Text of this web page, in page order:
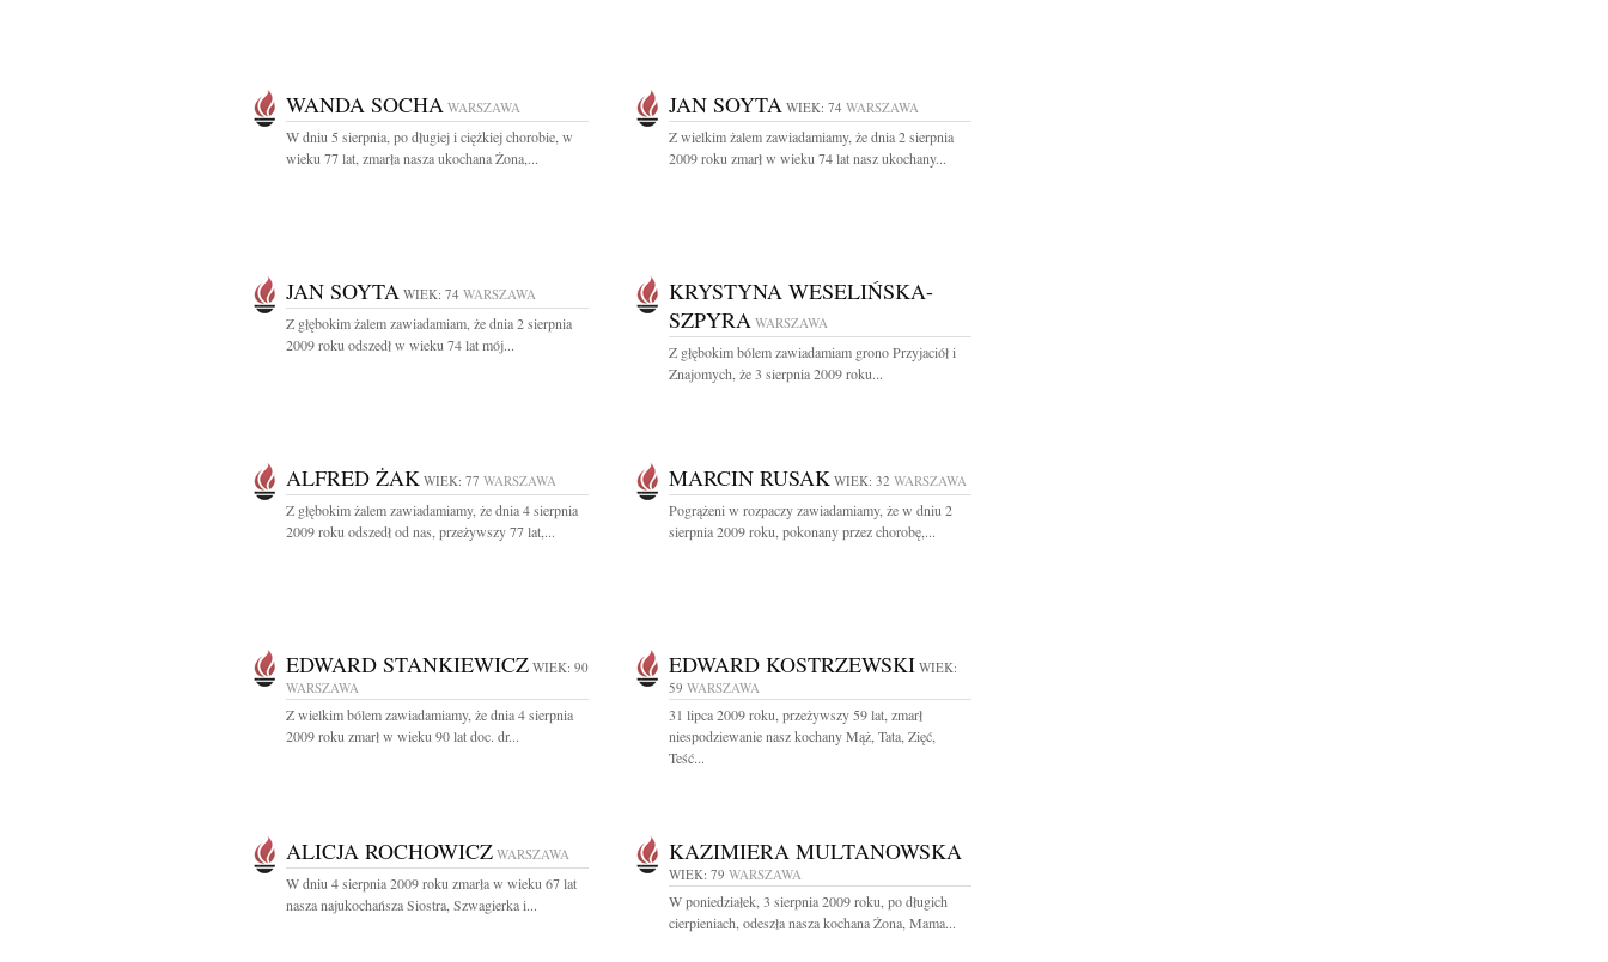
WANDA SOCHA WARSZAWA
W dniu 5 sierpnia, po długiej i ciężkiej chorobie, w
wieku 77 lat, zmarła nasza ukochana Żona,...
JAN SOYTA WIEK: 74 WARSZAWA
Z wielkim żalem zawiadamiamy, że dnia 2 sierpnia
2009 roku zmarł w wieku 74 lat nasz ukochany...
JAN SOYTA WIEK: 74 WARSZAWA
Z głębokim żalem zawiadamiam, że dnia 2 sierpnia
2009 roku odszedł w wieku 74 lat mój...
KRYSTYNA WESELIŃSKA-
SZPYRA WARSZAWA
Z głębokim bólem zawiadamiam grono Przyjaciół i
Znajomych, że 3 sierpnia 2009 roku...
ALFRED ŻAK WIEK: 77 WARSZAWA
Z głębokim żalem zawiadamiamy, że dnia 4 sierpnia
2009 roku odszedł od nas, przeżywszy 77 lat,...
MARCIN RUSAK WIEK: 32 WARSZAWA
Pogrążeni w rozpaczy zawiadamiamy, że w dniu 2
sierpnia 2009 roku, pokonany przez chorobę,...
EDWARD STANKIEWICZ WIEK: 90
WARSZAWA
Z wielkim bólem zawiadamiamy, że dnia 4 sierpnia
2009 roku zmarł w wieku 90 lat doc. dr...
EDWARD KOSTRZEWSKI WIEK:
59 WARSZAWA
31 lipca 2009 roku, przeżywszy 59 lat, zmarł
niespodziewanie nasz kochany Mąż, Tata, Zięć,
Teść...
ALICJA ROCHOWICZ WARSZAWA
W dniu 4 sierpnia 2009 roku zmarła w wieku 67 lat
nasza najukochańsza Siostra, Szwagierka i...
KAZIMIERA MULTANOWSKA
WIEK: 79 WARSZAWA
W poniedziałek, 3 sierpnia 2009 roku, po długich
cierpieniach, odeszła nasza kochana Żona, Mama...